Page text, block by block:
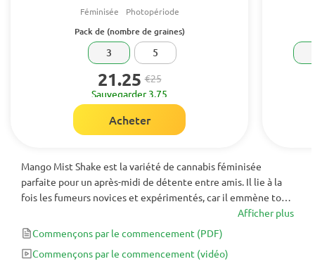
Féminisée Photopériode
Pack de (nombre de graines)
3 5
21.25 €25
Sauvegarder 3.75
Acheter
Mango Mist Shake est la variété de cannabis féminisée
parfaite pour un après-midi de détente entre amis. Il lie à la
fois les fumeurs novices et expérimentés, car il emmène tout
le monde dans un nuage Misty exotique. Ceci est complété
par un arrière-goût de brume laiteuse unique avec une
explosion de saveurs sucrées composées d'épices, de crème,
de citron et de mangue. La souche est mieux utilisée pendant
Afficher plus
Commençons par le commencement (PDF)
Commençons par le commencement (vidéo)